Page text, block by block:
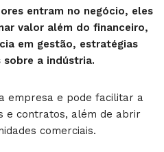
entram no negócio, eles
valor além do financeiro,
em gestão, estratégias
a indústria.
empresa e pode facilitar a
e contratos, além de abrir
comerciais.